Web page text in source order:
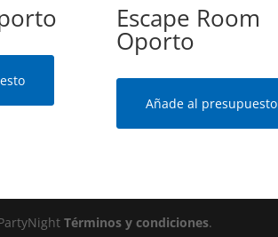
Escape Room
Oporto
Añade al presupuesto
Términos y condiciones.